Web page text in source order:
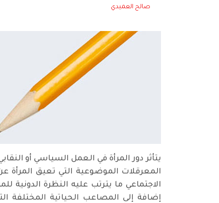
صالح العميدي
يتأثر دور المرأة في العمل السياسي أو
المعرقلات الموضوعية التي تعيق
الاجتماعي ما يترتب عليه النظرة الدونية
إضافة إلى المصاعب الحياتية المختلفة